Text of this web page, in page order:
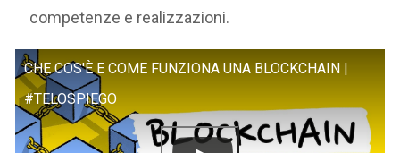
competenze e realizzazioni.
CHE COS'È E COME FUNZIONA UNA BLOCKCHAIN |
#TELOSPIEGO